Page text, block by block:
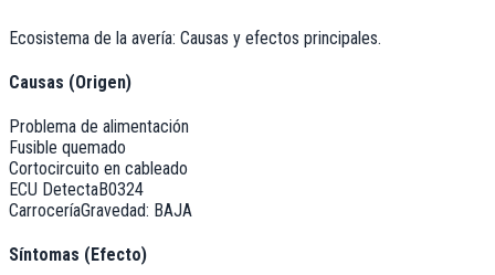
Ecosistema de la avería: Causas y efectos principales.
Causas (Origen)
Problema de alimentación
Fusible quemado
Cortocircuito en cableado
ECU DetectaB0324
CarroceríaGravedad: BAJA
Síntomas (Efecto)